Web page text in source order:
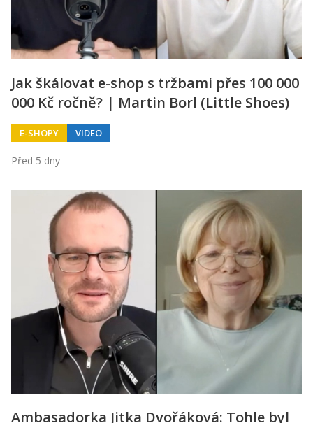
Jak škálovat e-shop s tržbami přes 100 000
000 Kč ročně? | Martin Borl (Little Shoes)
E-SHOPY VIDEO
Před 5 dny
Ambasadorka Jitka Dvořáková: Tohle byl